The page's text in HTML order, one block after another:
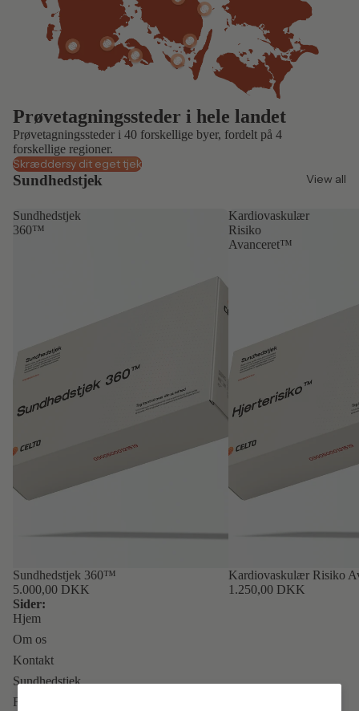
Prøvetagningssteder i hele landet
Prøvetagningssteder i 40 forskellige byer, fordelt på 4
forskellige regioner.
Skræddersy dit eget tjek
Sundhedstjek View all
Sundhedstjek
360™
Sundhedstjek 360™
5.000,00 DKK
Kardiovaskulær
Risiko
Avanceret™
Kardiovaskulær Risiko
1.250,00 DKK
Sider:
Hjem
Om os
Kontakt
Sundhedstjek
For behandlere